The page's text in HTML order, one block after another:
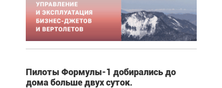
Пилоты Формулы-1 добирались до
дома больше двух суток.